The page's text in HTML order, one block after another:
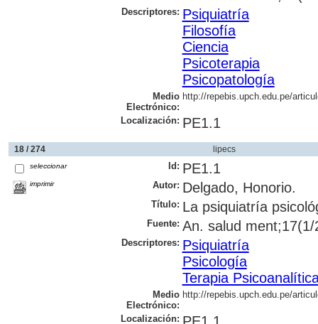
Descriptores: Psiquiatría
Filosofía
Ciencia
Psicoterapia
Psicopatología
Medio
Electrónico:
http://repebis.upch.edu.pe/
Localización: PE1.1
18 / 274 lipecs
seleccionar
imprimir
Id: PE1.1
Autor: Delgado, Honorio.
Título: La psiquiatría
Fuente: An. salud
Descriptores: Psiquiatría
Psicología
Terapia
Medio
Electrónico:
http://repebis.upch.edu.pe/
Localización: